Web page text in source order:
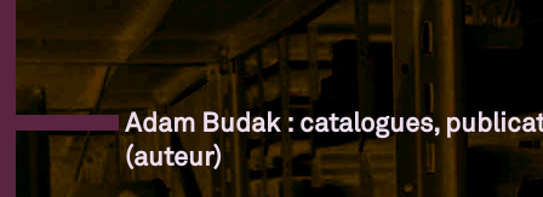
Adam Budak : catalogues,
(auteur)